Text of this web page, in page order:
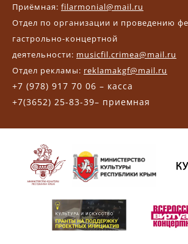
Приёмная: filarmonial@mail.ru
Отдел по организации и проведению
гастрольно-концертной
деятельности: musicfil.crimea@mail.ru
Отдел рекламы: reklamakgf@mail.ru
+7 (978) 917 70 06 – касса
+7(3652) 25-83-39– приемная